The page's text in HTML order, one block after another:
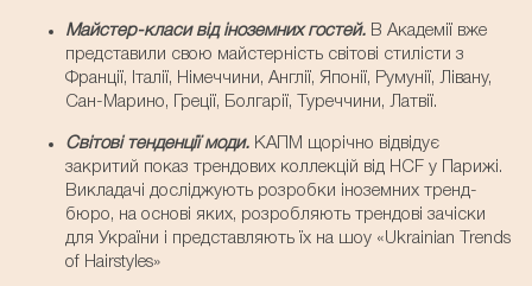
Майстер-класи від іноземних гостей. В Академії вже
представили свою майстерність світові стилісти з
Франції, Італії, Німеччини, Англії, Японії, Румунії, Лівану,
Сан-Марино, Греції, Болгарії, Туреччини, Латвії.
Світові тенденції моди. КАПМ щорічно відвідує
закритий показ трендових коллекцій від HCF у Парижі.
Викладачі досліджують розробки іноземних тренд-
бюро, на основі яких, розробляють трендові зачіски
для України і представляють їх на шоу «Ukrainian Trends
of Hairstyles»